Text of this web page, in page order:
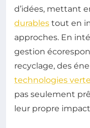
d’idées, mettant
durables tout en
approches. En
gestion
recyclage, des
technologies
pas seulement
leur propre